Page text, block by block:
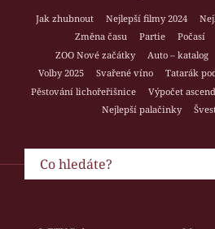
Jak zhubnout Nejlepší filmy 2024
Změna času
Partie Počasí
ZOO Nové začátky
Auto – katalog
Volby 2025
Svařené víno Tatarák
Pěstování lichořeřišnice
Výpočet
Nejlepší palačinky